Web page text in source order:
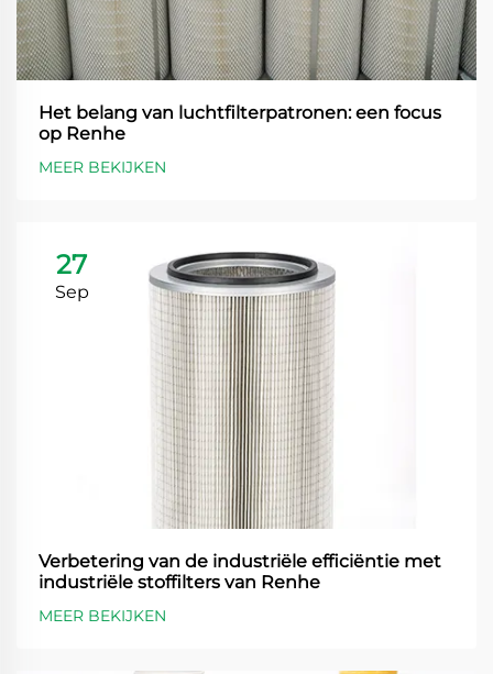
Het belang van luchtfilterpatronen: een focus
op Renhe
MEER BEKIJKEN
27
Sep
Verbetering van de industriële efficiëntie met
industriële stoffilters van Renhe
MEER BEKIJKEN